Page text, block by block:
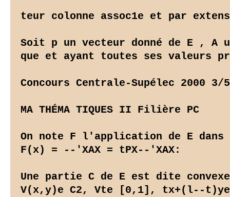
teur colonne assoc1e et par
Soit p un vecteur donné de E ,
que et ayant toutes ses valeurs
Concours Centrale-Supélec 2000 3/5
MA THÉMA TIQUES II Filière PC
On note F l'application de E
F(x) =
--'XAX = tPX--'XAX:
Une partie C de E est dite
V(x,y)e C2, Vte [0,1], tx+(l--